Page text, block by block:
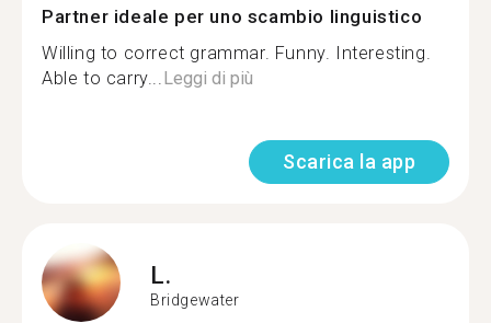
Partner ideale per uno scambio linguistico
Willing to correct grammar. Funny. Interesting.
Able to carry...Leggi di più
Scarica la app
L.
Bridgewater